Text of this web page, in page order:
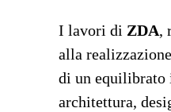
I lavori di ZDA,
alla
di un equilibrato
architettura,